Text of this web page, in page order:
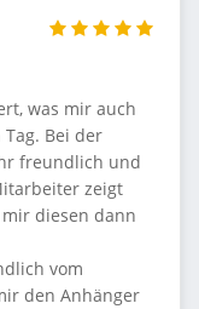
was mir auch
Bei der
freundlich und
zeigt
diesen dann
vom
den Anhänger